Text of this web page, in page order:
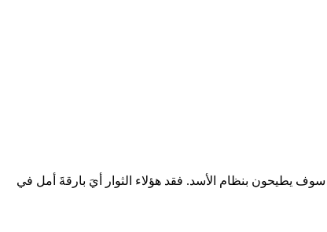
سوف يطيحون بنظام الأسد. فقد هؤلاء الثوار أيَ بارقةَ أمل في